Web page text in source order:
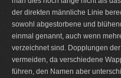
der direkten männliche Linie
sowohl abgestorbene und
einmal genannt, auch wenn
verzeichnet sind. Dopplungen
vermeiden, da verschiedene
führen, den Namen aber